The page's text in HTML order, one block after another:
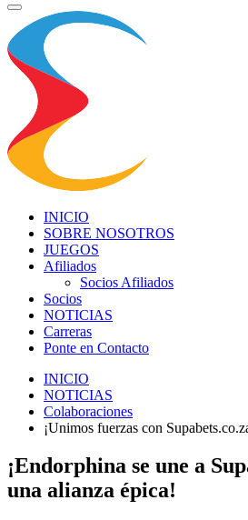
INICIO
SOBRE NOSOTROS
JUEGOS
Afiliados
Socios Afiliados
Socios
NOTICIAS
Carreras
Ponte en Contacto
INICIO
NOTICIAS
Colaboraciones
¡Unimos fuerzas con
¡Endorphina se une a
una alianza épica!